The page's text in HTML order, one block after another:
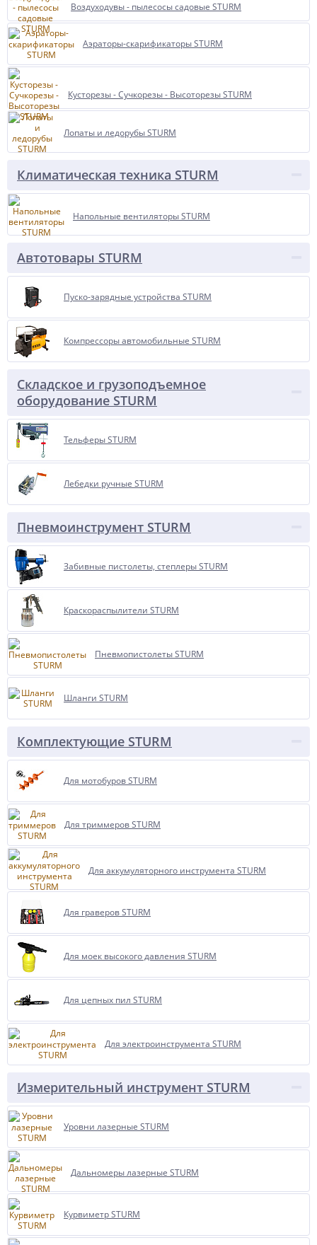
Воздуходувы - пылесосы садовые STURM
Аэраторы-скарификаторы STURM
Кусторезы - Сучкорезы - Высоторезы STURM
Лопаты и ледорубы STURM
Климатическая техника STURM
Напольные вентиляторы STURM
Автотовары STURM
Пуско-зарядные устройства STURM
Компрессоры автомобильные STURM
Складское и грузоподъемное
оборудование STURM
Тельферы STURM
Лебедки ручные STURM
Пневмоинструмент STURM
Забивные пистолеты, степлеры STURM
Краскораспылители STURM
Пневмопистолеты STURM
Шланги STURM
Комплектующие STURM
Для мотобуров STURM
Для триммеров STURM
Для аккумуляторного инструмента STURM
Для граверов STURM
Для моек высокого давления STURM
Для цепных пил STURM
Для электроинструмента STURM
Измерительный инструмент STURM
Уровни лазерные STURM
Дальномеры лазерные STURM
Курвиметр STURM